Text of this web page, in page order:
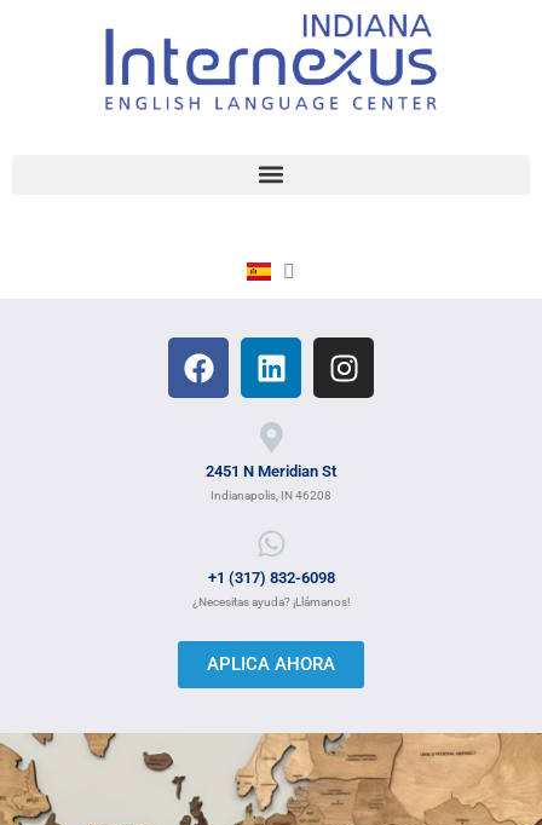
2451 N Meridian St
Indianapolis, IN 46208
+1 (317) 832-6098
¿Necesitas ayuda? ¡Llámanos!
APLICA AHORA